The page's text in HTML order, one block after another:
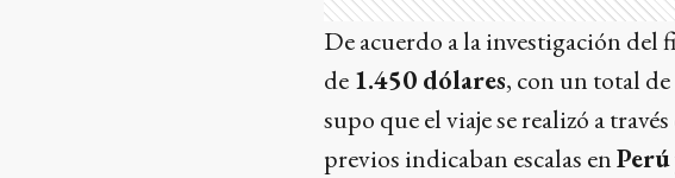
De acuerdo a la investigación del
de 1.450 dólares, con un total de
supo que el viaje se realizó a
previos indicaban escalas enPerú